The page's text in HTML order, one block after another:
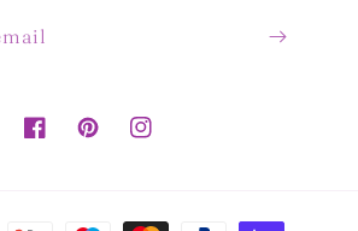
FacebookPinterestInstagram